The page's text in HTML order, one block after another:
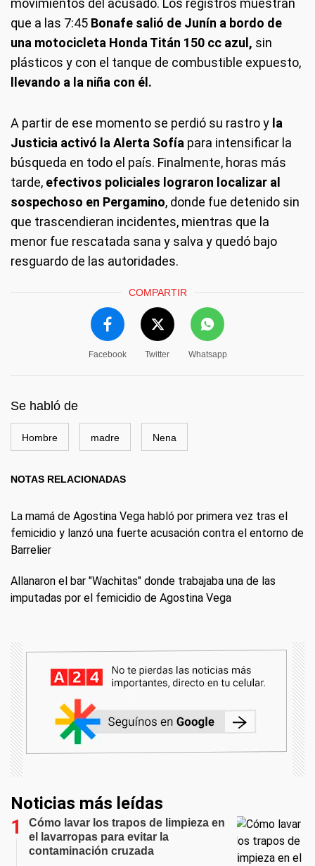
movimientos del acusado. Los registros muestran
que a las 7:45 Bonafe salió de Junín a bordo de
una motocicleta Honda Titán 150 cc azul, sin
plásticos y con el tanque de combustible expuesto,
llevando a la niña con él.
A partir de ese momento se perdió su rastro y la
Justicia activó la Alerta Sofía para intensificar la
búsqueda en todo el país. Finalmente, horas más
tarde, efectivos policiales lograron localizar al
sospechoso en Pergamino, donde fue detenido sin
que trascendieran incidentes, mientras que la
menor fue rescatada sana y salva y quedó bajo
resguardo de las autoridades.
COMPARTIR
Facebook Twitter Whatsapp
Se habló de
Hombre madre Nena
NOTAS RELACIONADAS
La mamá de Agostina Vega habló por primera vez tras el
femicidio y lanzó una fuerte acusación contra el entorno de
Barrelier
Allanaron el bar "Wachitas" donde trabajaba una de las
imputadas por el femicidio de Agostina Vega
Noticias más leídas
Cómo lavar los trapos de limpieza en
el lavarropas para evitar la
contaminación cruzada